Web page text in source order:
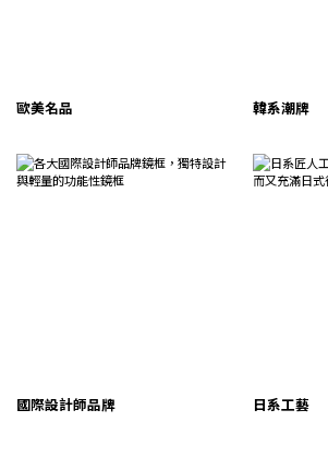
歐美名品 韓系潮牌
國際設計師品牌 日系工藝